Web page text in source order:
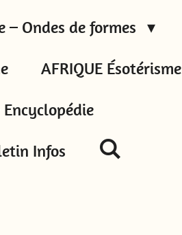
– Ondes de formes
AFRIQUE Ésotérisme
Infos